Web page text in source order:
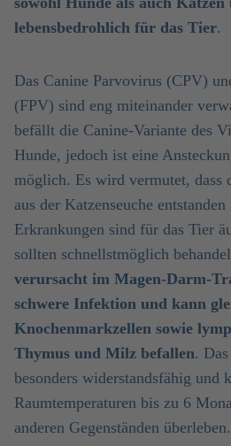
lebensbedrohlich für das Tier.
Das Canine Parvovirus (CPV)
(FPV) sind eng miteinander
befällt die Canine-Variante des
Hunde, jedoch ist eine
möglich. Es wird vermutet, dass
aus der Katzenseuche
Erkrankungen sind für das Tier
sollten schnellstmöglich
verursacht im Magen-Darm-
schwere Infektion und kann
Knochenmarkzellen sowie
Thymus und Milz befallen.
besonders widerstandsfähig und
Raumtemperaturen bis zu 6
anderen Gegenständen